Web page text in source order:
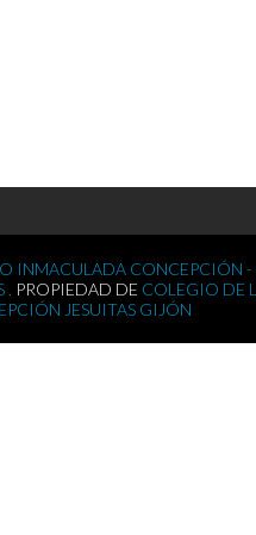
INMACULADA CONCEPCIÓN -
. PROPIEDAD DE COLEGIO DE
JESUITAS GIJÓN